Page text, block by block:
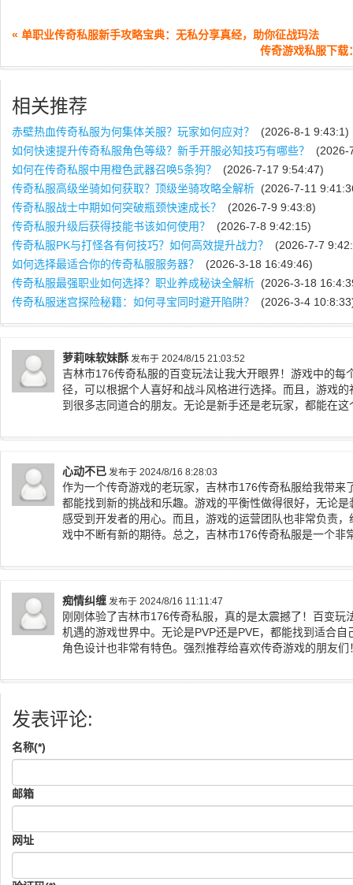
« 单职业传奇私服新手攻略宝典：无私分享真经，助你征战玛法
传奇游戏私服下载
相关推荐
赤壁热血传奇私服为何集体关服？玩家如何应对？
(2026-8-1 9:43:1)
如何快速提升传奇私服角色等级？新手开服必知技巧有哪些？
(2026-
如何在传奇私服中用橙色武器召唤5条狗？
(2026-7-17 9:54:47)
传奇私服高级坐骑如何获取？顶级坐骑攻略全解析 (2026-7-11
传奇私服战士中期如何突破瓶颈快速成长？
(2026-7-9 9:43:8)
传奇私服升级后获得技能书该如何使用？
(2026-7-8 9:42:15)
传奇私服PK与打怪各有何技巧？如何高效提升战力？
(2026-7-7
如何选择最适合你的传奇私服服务器？
(2026-3-18 16:49:46)
传奇私服最强职业如何选择？职业养成秘诀全解析 (2026-3-18
传奇私服迷宫探险秘籍：如何寻宝同时避开陷阱？
(2026-3-4
萝莉味软妹酥 发布于 2024/8/15 21:03:52
吉林市176传奇私服的百变玩法让我大开眼界！游戏中的每
径，可以根据个人喜好和战斗风格进行选择。而且，游戏
到很多志同道合的朋友。无论是新手还是老玩家，都能在
心动不已 发布于 2024/8/16 8:28:03
作为一个传奇游戏的老玩家，吉林市176传奇私服给我带来
都能找到新的挑战和乐趣。游戏的平衡性做得很好，无论
感受到开发者的用心。而且，游戏的运营团队也非常负责
戏中不断有新的期待。总之，吉林市176传奇私服是一个非
痴情纠缠 发布于 2024/8/16 11:11:47
刚刚体验了吉林市176传奇私服，真的是太震撼了！百变玩
机遇的游戏世界中。无论是PVP还是PVE，都能找到适合
角色设计也非常有特色。强烈推荐给喜欢传奇游戏的朋友们
发表评论:
名称(*)
邮箱
网址